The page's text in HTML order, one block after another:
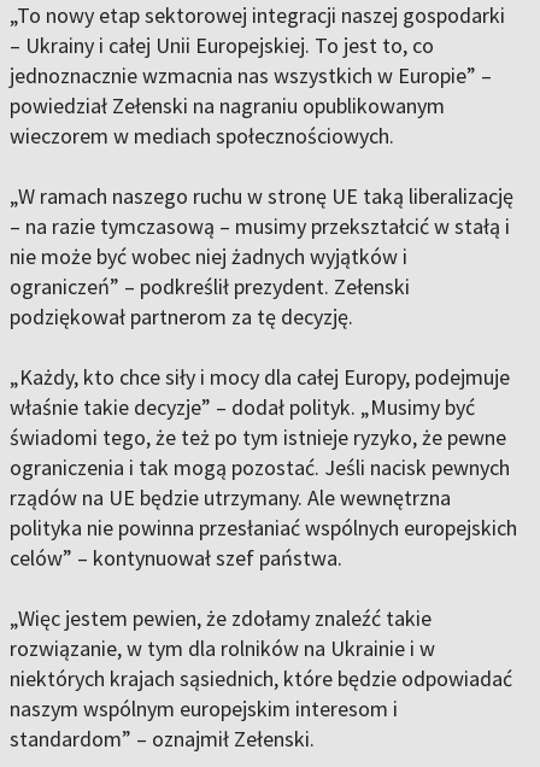
„To nowy etap sektorowej integracji naszej gospodarki
– Ukrainy i całej Unii Europejskiej. To jest to, co
jednoznacznie wzmacnia nas wszystkich w Europie” –
powiedział Zełenski na nagraniu opublikowanym
wieczorem w mediach społecznościowych.
„W ramach naszego ruchu w stronę UE taką liberalizację
– na razie tymczasową – musimy przekształcić w stałą i
nie może być wobec niej żadnych wyjątków i
ograniczeń” – podkreślił prezydent. Zełenski
podziękował partnerom za tę decyzję.
„Każdy, kto chce siły i mocy dla całej Europy, podejmuje
właśnie takie decyzje” – dodał polityk. „Musimy być
świadomi tego, że też po tym istnieje ryzyko, że pewne
ograniczenia i tak mogą pozostać. Jeśli nacisk pewnych
rządów na UE będzie utrzymany. Ale wewnętrzna
polityka nie powinna przesłaniać wspólnych europejskich
celów” – kontynuował szef państwa.
„Więc jestem pewien, że zdołamy znaleźć takie
rozwiązanie, w tym dla rolników na Ukrainie i w
niektórych krajach sąsiednich, które będzie odpowiadać
naszym wspólnym europejskim interesom i
standardom” – oznajmił Zełenski.